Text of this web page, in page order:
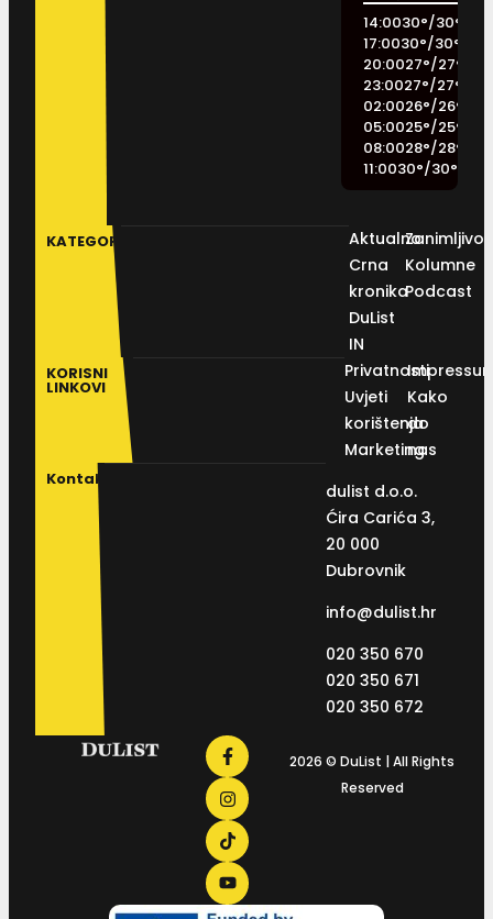
14:0030°/30°
17:0030°/30°
20:0027°/27°
23:0027°/27°
02:0026°/26°
05:0025°/25°
08:0028°/28°
11:0030°/30°
KATEGORIJE
Aktualno
Crna
kronika
DuList
IN
Kolumne
Podcast
KORISNI
LINKOVI
Privatnosti
Uvjeti
korištenja
Marketing
Kako
do
nas
Kontakt
dulist d.o.o.
Ćira Carića 3,
20 000
Dubrovnik
info@dulist.hr
020 350 670
020 350 671
020 350 672
2026 © DuList | All Rights
Reserved